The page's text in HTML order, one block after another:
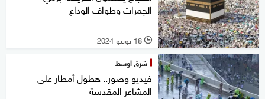
الجمرات وطواف الوداع
l 18 يونيو 2024
شرق أوسط
فيديو وصور.. هطول أمطار على
المشاعر المقدسة